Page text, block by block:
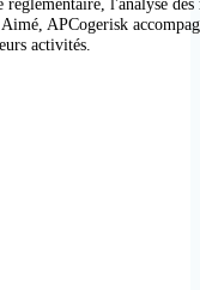
APCogerisk
activités.